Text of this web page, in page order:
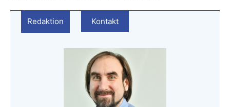
Redaktion Kontakt